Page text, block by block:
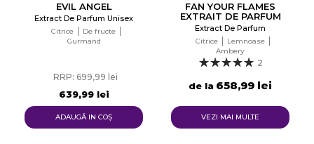
EVIL ANGEL
Extract De Parfum Unisex
Citrice
De fructe
Gurmand
RRP: 699,99 lei
639,99 lei
ADAUGĂ IN COŞ
FAN YOUR FLAMES
EXTRAIT DE PARFUM
Extract De Parfum
Citrice
Lemnoase
Ambery
2
de la 658,99 lei
VEZI MAI MULTE